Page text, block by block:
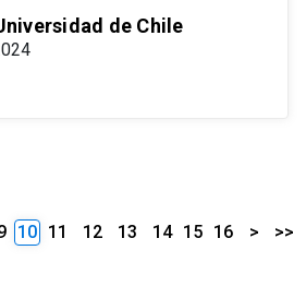
de Chile
10 11 12 13 14 15 16 > >>